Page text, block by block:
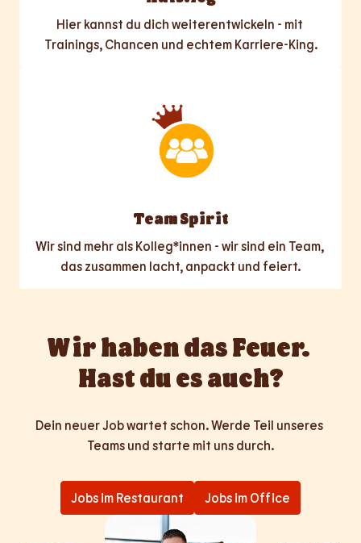
Hier kannst du dich weiterentwickeln - mit
Trainings, Chancen und echtem Karriere-King.
Team Spirit
Wir sind mehr als Kolleg*innen - wir sind ein Team,
das zusammen lacht, anpackt und feiert.
Wir haben das Feuer.
Hast du es auch?
Dein neuer Job wartet schon. Werde Teil unseres
Teams und starte mit uns durch.
Jobs im Restaurant Jobs im Office